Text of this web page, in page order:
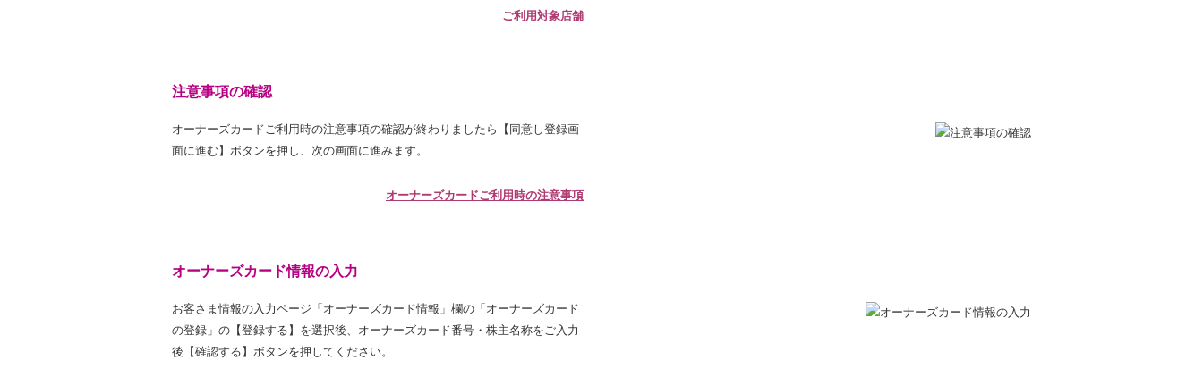
ご利用対象店舗
注意事項の確認
オーナーズカードご利用時の注意事項の確認が終わりましたら【同意し登録画
面に進む】ボタンを押し、次の画面に進みます。
オーナーズカードご利用時の注意事項
オーナーズカード情報の入力
お客さま情報の入力ページ「オーナーズカード情報」欄の「オーナーズカード
の登録」の【登録する】を選択後、オーナーズカード番号・株主名称をご入力
後【確認する】ボタンを押してください。